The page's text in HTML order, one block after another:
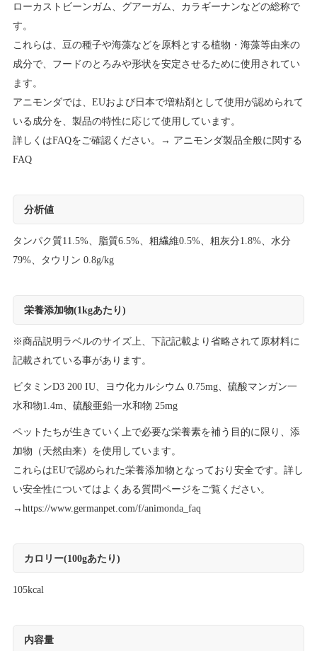
ローカストビーンガム、グアーガム、カラギーナンなどの総称で
す。
これらは、豆の種子や海藻などを原料とする植物・海藻等由来の
成分で、フードのとろみや形状を安定させるために使用されてい
ます。
アニモンダでは、EUおよび日本で増粘剤として使用が認められて
いる成分を、製品の特性に応じて使用しています。
詳しくはFAQをご確認ください。→ アニモンダ製品全般に関する
FAQ
分析値
タンパク質11.5%、脂質6.5%、粗繊維0.5%、粗灰分1.8%、水分
79%、タウリン 0.8g/kg
栄養添加物(1kgあたり)
※商品説明ラベルのサイズ上、下記記載より省略されて原材料に
記載されている事があります。
ビタミンD3 200 IU、ヨウ化カルシウム 0.75mg、硫酸マンガン一
水和物1.4m、硫酸亜鉛一水和物 25mg
ペットたちが生きていく上で必要な栄養素を補う目的に限り、添
加物（天然由来）を使用しています。
これらはEUで認められた栄養添加物となっており安全です。詳し
い安全性についてはよくある質問ページをご覧ください。
→ https://www.germanpet.com/f/animonda_faq
カロリー(100gあたり)
105kcal
内容量